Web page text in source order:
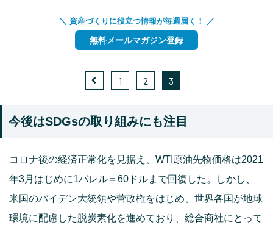
＼ 資産づくりに役立つ情報が毎週届く！ ／
無料メールマガジン登録
1 2 3
今後はSDGsの取り組みにも注目
コロナ後の経済正常化を見据え、WTI原油先物価格は2021
年3月はじめに1バレル＝60ドルまで回復した。しかし、
米国のバイデン大統領や菅政権をはじめ、世界各国が地球
環境に配慮した脱炭素化を進めており、総合商社にとって